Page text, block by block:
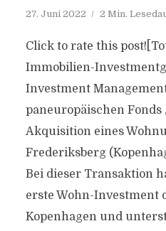
27. Juni 2022 2 Min.
Click to rate this
Immobilien-
Investment
paneuropäischen Fonds
Akquisition eines
Frederiksberg
Bei dieser Transaktion
erste Wohn-Investment
Kopenhagen und